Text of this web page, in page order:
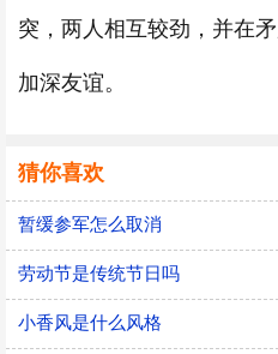
突，两人相互较劲，并在
加深友谊。
猜你喜欢
暂缓参军怎么取消
劳动节是传统节日吗
小香风是什么风格